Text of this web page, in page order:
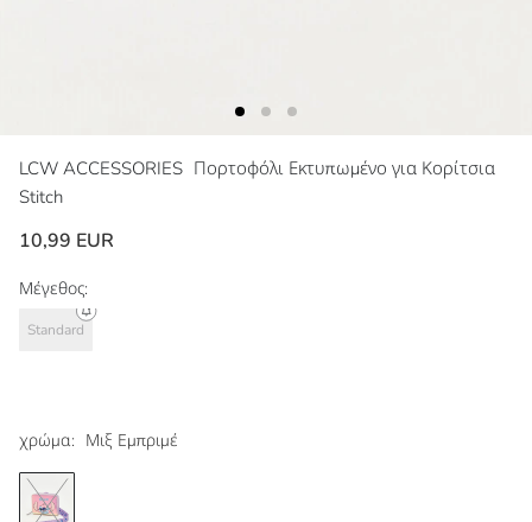
LCW ACCESSORIES Πορτοφόλι Εκτυπωμένο για Κορίτσια
Stitch
10,99 EUR
χρώμα: Μιξ Εμπριμέ
Μέγεθος:
Standard